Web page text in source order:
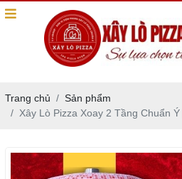
Trang chủ
Sản phẩm
Xây Lò Pizza Xoay 2 Tầng Chuẩn